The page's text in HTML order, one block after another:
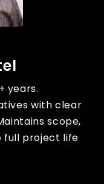
years.
with clear
scope,
full project life